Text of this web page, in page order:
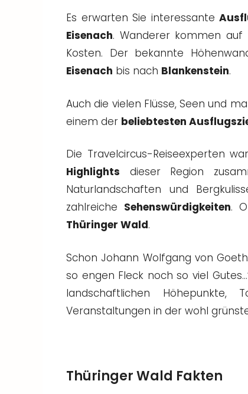
Es erwarten Sie interessante
Eisenach. Wanderer kommen
Kosten. Der bekannte
Eisenach bis nach Blankenstein.
Auch die vielen Flüsse, Seen und
einem der beliebtesten
Die Travelcircus-Reiseexperten
Highlights dieser Region
Naturlandschaften und
zahlreiche Sehenswürdigkeiten.
Thüringer Wald.
Schon Johann Wolfgang von
so engen Fleck noch so viel
landschaftlichen Höhepunkte,
Veranstaltungen in der wohl
Thüringer Wald Fakten